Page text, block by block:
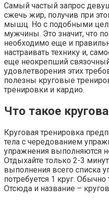
Самый частый запрос
сжечь жир, получив при
мышц. Но с подобными
мужчины. Это значит, что
необходимо еще и
настраивать технику и,
еще неокрепший
удовлетворения этих
полезны круговые
тренировки и кардио.
Что такое
Круговая тренировка
тела с чередованием
упражнения выполняются
Отдыхайте только 2-3
выполнения всего списка
потребуется 1 круг. Обычно
Отсюда и название –